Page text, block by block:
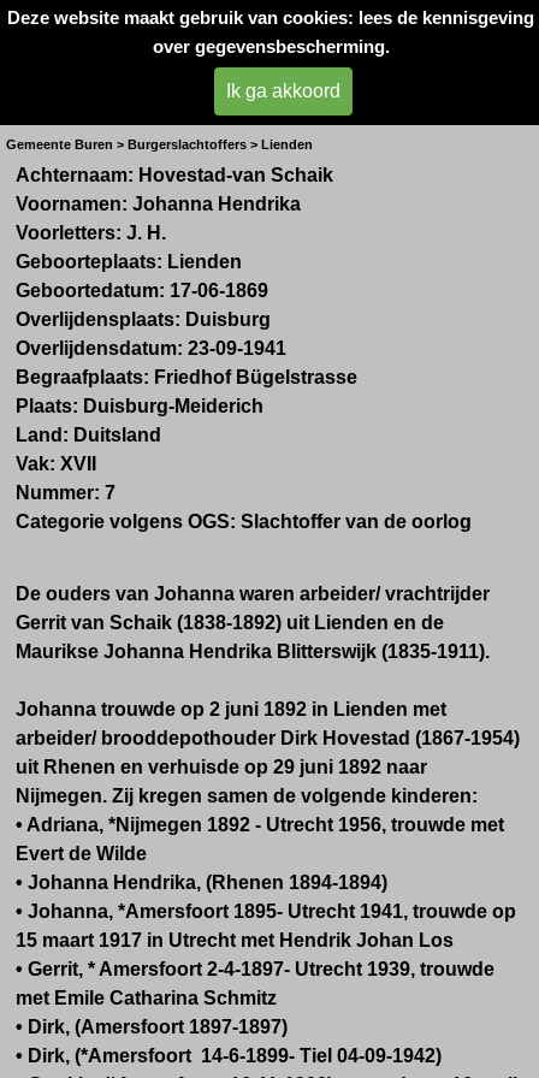
Deze website maakt gebruik van cookies: lees de kennisgeving
over gegevensbescherming.
Ik ga akkoord
Oorlogsslachtoffers
West- Betuwe
Mevr. J.H. Hovestad-van Schaik
Gemeente Buren > Burgerslachtoffers > Lienden
Achternaam: Hovestad-van Schaik
Voornamen: Johanna Hendrika
Voorletters: J. H.
Geboorteplaats: Lienden
Geboortedatum: 17-06-1869
Overlijdensplaats: Duisburg
Overlijdensdatum: 23-09-1941
Begraafplaats: Friedhof Bügelstrasse
Plaats: Duisburg-Meiderich
Land: Duitsland
Vak: XVII
Nummer: 7
Categorie volgens OGS: Slachtoffer van de oorlog
De ouders van Johanna waren arbeider/ vrachtrijder
Gerrit van Schaik (1838-1892) uit Lienden en de
Maurikse Johanna Hendrika Blitterswijk (1835-1911).
Johanna trouwde op 2 juni 1892 in Lienden met
arbeider/ brooddepothouder Dirk Hovestad (1867-1954)
uit Rhenen en verhuisde op 29 juni 1892 naar
Nijmegen. Zij kregen samen de volgende kinderen:
• Adriana, *Nijmegen 1892 - Utrecht 1956, trouwde met
Evert de Wilde
• Johanna Hendrika, (Rhenen 1894-1894)
• Johanna, *Amersfoort 1895- Utrecht 1941, trouwde op
15 maart 1917 in Utrecht met Hendrik Johan Los
• Gerrit, * Amersfoort 2-4-1897- Utrecht 1939, trouwde
met Emile Catharina Schmitz
• Dirk, (Amersfoort 1897-1897)
• Dirk, (*Amersfoort 14-6-1899- Tiel 04-09-1942)